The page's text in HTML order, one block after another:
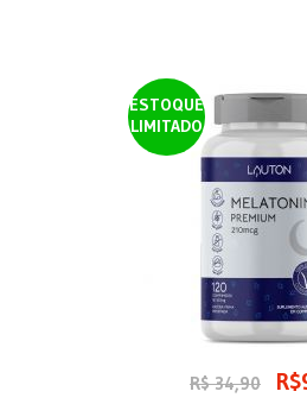
ESTOQUE
LIMITADO
R$ 34,90